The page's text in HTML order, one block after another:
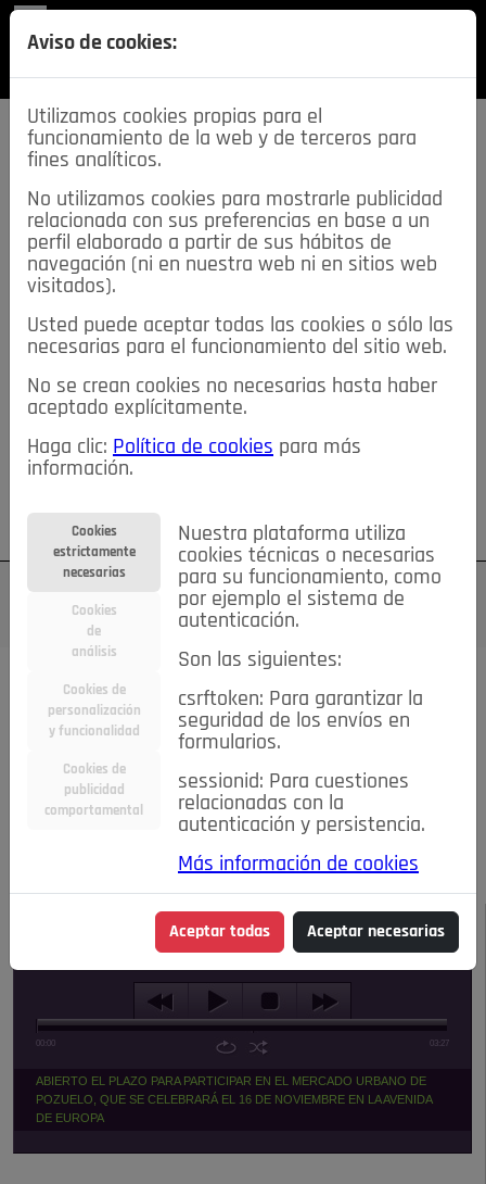
SECCIONES
descarga esta
REVISTA
≡NOTICIAS
NOTICIAS SERVICIOS DE INTERÉS
TABLÓN DE ANUNCIOS MIS ANUNCIOS CONTACTO
NOSOTROS
Su cuenta Regístrese ¿Olvidó su contraseña?
Todas las noticias..
#TePrestoMisOjos Caridad
Ciencia&Tecnología
Economía
Entretenimiento
Estilo de Vida
Internacional
Madrid Opinión IN
Pozuelo de Alarcón
Salud 🔴 En Directo
NOTICIAS
Escucha el audio de esta noticia:
00:00 03:27
ABIERTO EL PLAZO PARA PARTICIPAR EN EL MERCADO URBANO DE
POZUELO, QUE SE CELEBRARÁ EL 16 DE NOVIEMBRE EN LA AVENIDA
DE EUROPA
Aviso de cookies:
Utilizamos cookies propias para el
funcionamiento de la web y de terceros para
fines analíticos.
No utilizamos cookies para mostrarle publicidad
relacionada con sus preferencias en base a un
perfil elaborado a partir de sus hábitos de
navegación (ni en nuestra web ni en sitios web
visitados).
Usted puede aceptar todas las cookies o sólo las
necesarias para el funcionamiento del sitio web.
No se crean cookies no necesarias hasta haber
aceptado explícitamente.
Haga clic: Política de cookies para más
información.
Cookies
estrictamente
necesarias
Cookies
de
análisis
Cookies de
personalización
y funcionalidad
Cookies de
publicidad
comportamental
Nuestra plataforma utiliza
cookies técnicas o necesarias
para su funcionamiento, como
por ejemplo el sistema de
autenticación.
Son las siguientes:
csrftoken: Para garantizar la
seguridad de los envíos en
formularios.
sessionid: Para cuestiones
relacionadas con la
autenticación y persistencia.
Más información de cookies
Aceptar todas Aceptar necesarias